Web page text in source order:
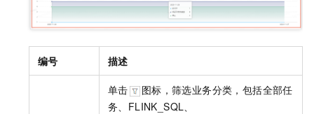
编号 描述
单击
图标，筛选业务分类，包括全部任
务、FLINK_SQL、